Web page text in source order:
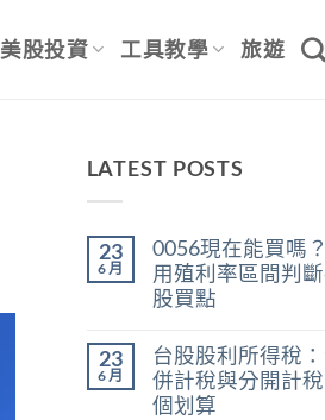
美股投資 工具教學 旅遊
LATEST POSTS
23
6 月
0056現在能買嗎？
用殖利率區間判
股買點
現
在
能
買
無
留
言
23
6 月
台股股利所得稅
併計稅與分開計
個划算